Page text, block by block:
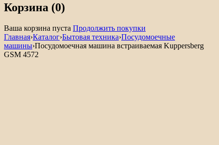
Корзина (0)
Ваша корзина пуста Продолжить покупки
Главная›Каталог›Бытовая техника›Посудомоечные
машины›Посудомоечная машина встраиваемая Kuppersberg
GSM 4572